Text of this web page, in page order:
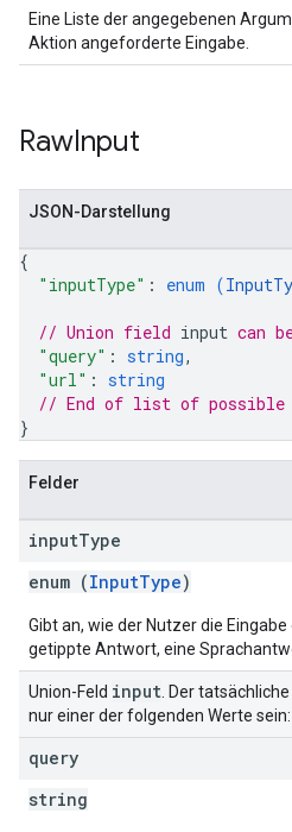
Eine Liste der angegebenen
Aktion angeforderte Eingabe.
RawInput
JSON-Darstellung
{
"inputType" : enum (
// Union field input can
"query" : string,
"url" : string
// End of list of possible
}
Felder
inputType
enum (InputType)
Gibt an, wie der Nutzer die
getippte Antwort, eine
Union-Feld input . Der
nur einer der folgenden Werte sein:
query
string